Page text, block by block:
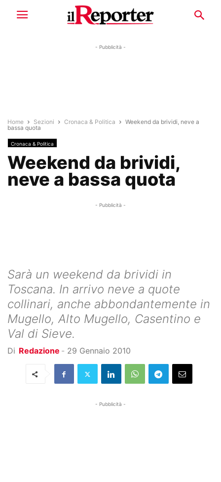
- Pubblicità -
Home Sezioni Cronaca & Politica
Weekend da brividi, neve a
bassa quota
Cronaca & Politica
Weekend da brividi,
neve a bassa quota
- Pubblicità -
Sarà un weekend da brividi in
Toscana. In arrivo neve a quote
collinari, anche abbondantemente in
Mugello, Alto Mugello, Casentino e
Val di Sieve.
Di Redazione - 29 Gennaio 2010
- Pubblicità -